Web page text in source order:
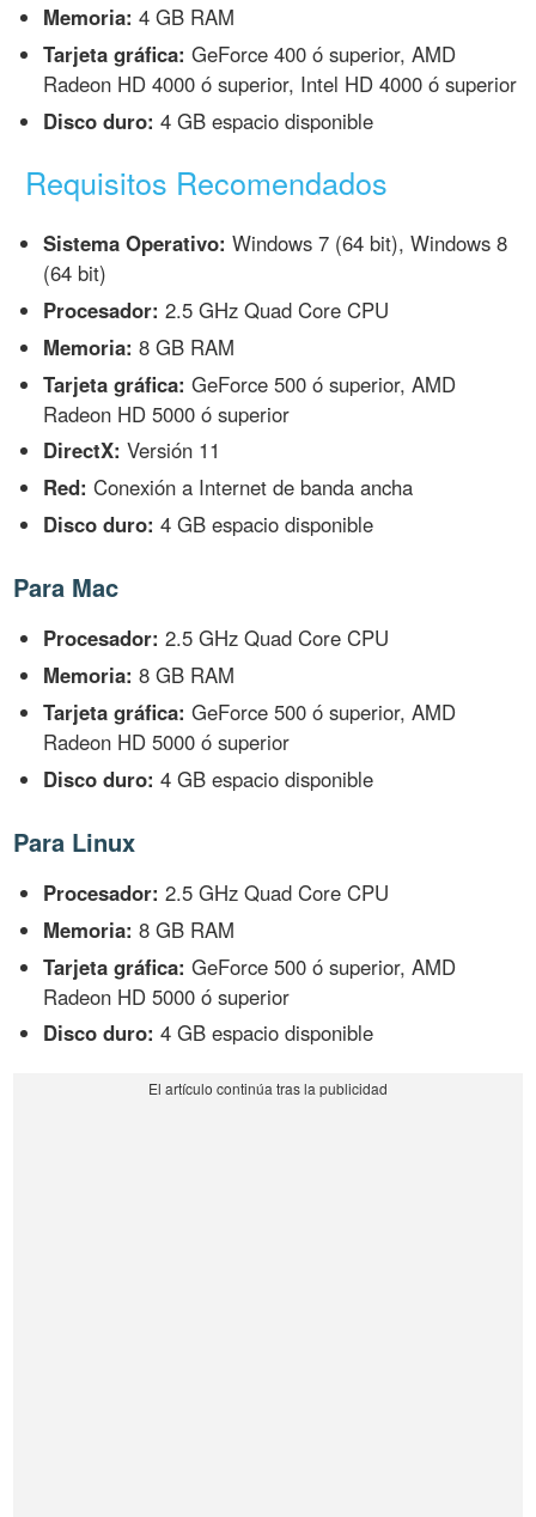
Memoria: 4 GB RAM
Tarjeta gráfica: GeForce 400 ó superior, AMD
Radeon HD 4000 ó superior, Intel HD 4000 ó superior
Disco duro: 4 GB espacio disponible
Requisitos Recomendados
Sistema Operativo: Windows 7 (64 bit), Windows 8
(64 bit)
Procesador: 2.5 GHz Quad Core CPU
Memoria: 8 GB RAM
Tarjeta gráfica: GeForce 500 ó superior, AMD
Radeon HD 5000 ó superior
DirectX: Versión 11
Red: Conexión a Internet de banda ancha
Disco duro: 4 GB espacio disponible
Para Mac
Procesador: 2.5 GHz Quad Core CPU
Memoria: 8 GB RAM
Tarjeta gráfica: GeForce 500 ó superior, AMD
Radeon HD 5000 ó superior
Disco duro: 4 GB espacio disponible
Para Linux
Procesador: 2.5 GHz Quad Core CPU
Memoria: 8 GB RAM
Tarjeta gráfica: GeForce 500 ó superior, AMD
Radeon HD 5000 ó superior
Disco duro: 4 GB espacio disponible